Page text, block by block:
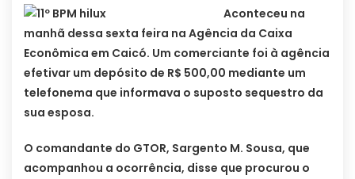
Aconteceu na
manhã dessa sexta feira na Agência da Caixa
Econômica em Caicó. Um comerciante foi à agência
efetivar um depósito de R$ 500,00 mediante um
telefonema que informava o suposto sequestro da
sua esposa.
O comandante do GTOR, Sargento M. Sousa, que
acompanhou a ocorrência, disse que procurou o